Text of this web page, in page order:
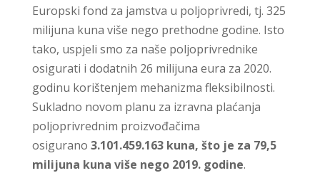
Europski fond za jamstva u poljoprivredi, tj. 325
milijuna kuna više nego prethodne godine. Isto
tako, uspjeli smo za naše poljoprivrednike
osigurati i dodatnih 26 milijuna eura za 2020.
godinu korištenjem mehanizma fleksibilnosti.
Sukladno novom planu za izravna plaćanja
poljoprivrednim proizvođačima
osigurano 3.101.459.163 kuna, što je za 79,5
milijuna kuna više nego 2019. godine.